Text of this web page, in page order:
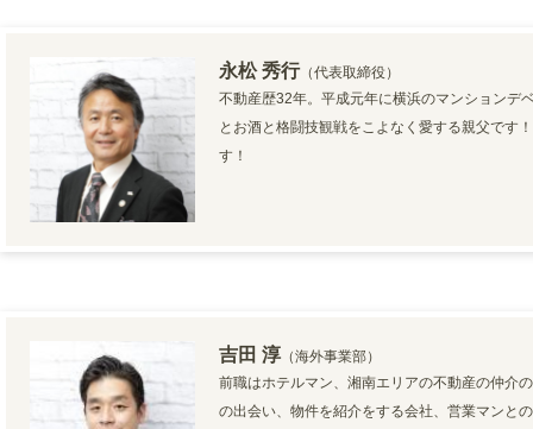
永松 秀行（代表取締役）
不動産歴32年。平成元年に横浜のマンションデ
とお酒と格闘技観戦をこよなく愛する親父です
す！
吉田 淳 （海外事業部）
前職はホテルマン、湘南エリアの不動産の仲介
の出会い、物件を紹介をする会社、営業マンと